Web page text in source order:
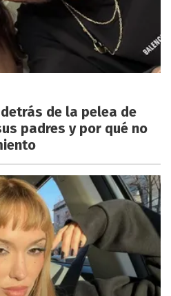
de la pelea de
padres y por qué no